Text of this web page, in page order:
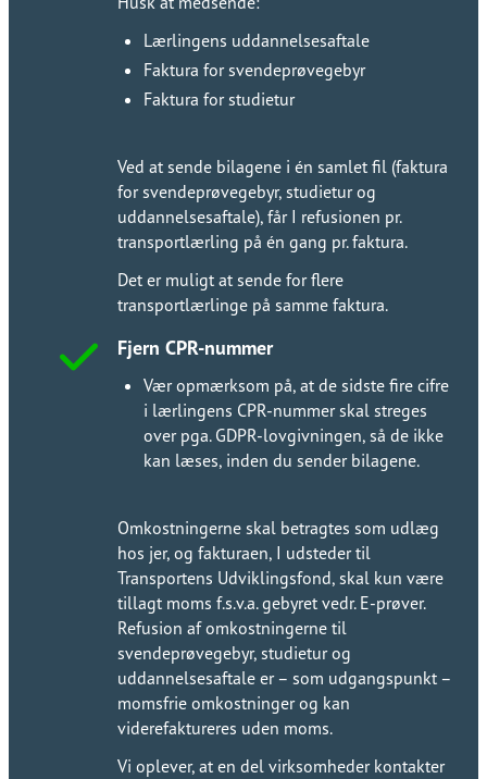
Lærlingens uddannelsesaftale​​​​‌ ‍ ​‍​‍‌‍ ‌ ​‍‌‍‍‌‌‍‌ ‌‍‍‌‌‍ ‍​‍​‍​ ‍‍​‍​‍‌ ​ ‌‍​‌‌‍ ‍‌‍‍‌‌ ‌​‌ ‍‌​‍ ‍‌‍‍‌‌‍ ​‍​‍​‍ ​​‍​‍‌‍‍​‌ ​‍‌‍‌‌‌‍‌‍​‍​‍​ ‍‍​‍​‍‌‍‍​‌ ‌​‌ ‌​‌ ​​‌ ​ ​ ‍‍​‍ ​‍ ‌ ‌​‌ ‌‌​‍ ‍‌ ​ ‌‍​‌‌‍ ‍‌‍‍‌‌ ‌​‌ ‍‌​‍ ‍‌ ​ ‌ ‌​‌ ‌‌‌‍‌​‌‍‍‌‌‍ ​‍ ‌‍‍‌‌‍ ‍‌ ‌​‌‍‌‌‌‍ ‍‌ ‌​​‍ ‌‍‌‌‌‍‌​‌‍‍‌‌ ‌​​‍ ‌‍ ‌‌‍ ‌‍‌​‌‍‌‌​ ‌‌ ​​‌ ​‍‌‍‌‌‌ ​ ‌‍‌‌‌‍ ‍‌ ‌​‌‍​‌‌ ‌​‌‍‍‌‌‍ ‌‍ ‍​ ‍ ‌‍‍‌‌‍‌​​ ‌‌ ​​‌‍​‌‌‍‌ ‌‍‌‌​‍ ‌‌ ‌​‌‍‍‌‌‍ ​‌ ​ ‌‍‍ ‌ ‌‌‌‍‌​​‍ ‌‌ ‌​‌‍‍‌‌‍ ​​‍ ‌‌ ‌‍‌‍‍‌‌ ​‍‌‍‍ ‌ ​ ‌‍ ‌‍ ‌‌‍‍​‌‍‌‌‌‍‌​‌‍‌‌‌ ​‍​ ‍ ‌ ‌​‌ ‍‌‌ ​​‌‍‌‌​ ‌‌ ​​‌‍​‌‌‍‌ ‌‍‌‌​ ‍ ‌ ​​‌‍​‌‌ ‌​‌‍‍​​ ‌‌ ​ ‌‍‌‌‌‍​ ‌ ‌​‌‍‍‌‌‍ ‌‍ ‍‌ ​ ​‍‌‌​ ‌‌‌​​‍‌‌ ‌‍‍ ‌‍‌‌‌ ‍‌​‍‌‌​ ​ ‌​‌​​‍‌‌​ ​ ‌​‌​​‍‌‌​ ​‍​ ​‍‌‍‌‌​ ​ ​ ​‍​ ​‌‌‍​ ‌‍​ ​ ​‌​ ‌‍​ ‌​‌‍​ ​ ​‌​ ​‌​‍‌‌​ ​‍​ ​‍​‍‌‌​ ‌‌‌​‌​​‍ ‍‌‍​ ‌‍ ‌‍ ‍‌ ‌​‌‍‌‌‌‍ ‍‌ ‌​​‍‌‌​ ‌‌‌​​‍‌‌ ‌‍‍ ‌‍‌‌‌ ‍‌​‍‌‌​ ​ ‌​‌​​‍‌‌​ ​ ‌​‌​​‍‌‌​ ​‍​ ​‍​ ‌ ​ ‍‌‌‍​‍​ ‌ ​ ‌​‌‍‌​​ ​ ​ ‌‌​ ‌‌‌‍​‍​ ​​​ ‌​​‍‌‌​ ​‍​ ​‍​‍‌‌​ ‌‌‌​‌​​‍ ‍‌‍​‍‌‍ ​‌‍ ‌‍​ ‌‍‍ ‌ ​ ​‍‌‌​ ‌‌‌​​‍‌‌ ‌‍‍ ‌‍‌‌‌ ‍‌​‍‌‌​ ​ ‌​‌​​‍‌‌​ ​ ‌​‌​​‍‌‌​ ​‍​ ​‍‌‍​‍​ ​ ​ ​ ‌‍‌‌‌‍​ ​ ​​​ ‌‍​ ‌‌‌‍​‌‌‍​ ​ ​‌​ ​ ​‍‌‌​ ​‍​ ​‍​‍‌‌​ ‌‌‌​‌​​‍ ‍‌‍‍‌‌ ‌​‌‍‌‌‌‍ ‌‌ ​ ​‍‌‌​ ‌‌‌​​‍‌‌ ‌‍‍ ‌‍‌‌‌ ‍‌​‍‌‌​ ​ ‌​‌​​‍‌‌​ ​ ‌​‌​​‍‌‌​ ​‍​ ​‍​ ‍​​ ‍​‌‍‌​‌‍‌​‌‍‌​​ ​​‌‍​‍​ ​‌​ ​ ‌‍‌‍‌‍‌‍‌‍‌‌​‍‌‌​ ​‍​ ​‍​‍‌‌​ ‌‌‌​‌​​‍ ‍‌‍​‍‌‍ ‌‍‌​‌ ‍‌​‍‌‌​ ‌‌‌​​‍‌‌ ‌‍‍ ‌‍‌‌‌ ‍‌​‍‌‌​ ​ ‌​‌​​‍‌‌​ ​ ‌​‌​​‍‌‌​ ​‍​ ​‍​ ‌​​ ​​‌‍​‌​ ‍​​ ​​‌‍‌‌​ ‍​‌‍‌​​ ‌‌‌‍​ ​ ​‌‌‍‌​​‍‌‌​ ​‍​ ​‍​‍‌‌​ ‌‌‌​‌​​‍ ‍‌‍​ ‌‍‍​‌‍‍‌‌‍ ​‌‍‌​‌ ​‍‌‍‌‌‌‍ ‍​‍‌‌​ ‌‌‌​​‍‌‌ ‌‍‍ ‌‍‌‌‌ ‍‌​‍‌‌​ ​ ‌​‌​​‍‌‌​ ​ ‌​‌​​‍‌‌​ ​‍​ ​‍‌‍​‌‌‍‌‍​ ​‍​ ‌‍​ ‌‍​ ‍​‌‍‌​​ ​‌‌‍‌‍​ ‌‌​ ‌ ‌‍‌​​‍‌‌​ ​‍​ ​‍​‍‌‌​ ‌‌‌​‌​​‍ ‍‌ ‌​‌‍‌‌‌ ‍​‌ ‌​​ ‌‍​‍‌‍​‌‌ ​ ‌‍‌‌‌‌‌‌‌ ​‍‌‍ ​​ ‌‌‍‍​‌ ‌​‌ ‌​‌ ​​‌ ​ ​‍‌‌​ ​ ‌​​‌​‍‌‌​ ​‍‌​‌‍​‍‌‌​ ​‍‌​‌‍‌ ‌​‌ ‌‌​‍ ‍‌ ​ ‌‍​‌‌‍ ‍‌‍‍‌‌ ‌​‌ ‍‌​‍ ‍‌ ​ ‌ ‌​‌ ‌‌‌‍‌​‌‍‍‌‌‍ ​‍‌‍‌‍‍‌‌‍‌​​ ‌‌ ​​‌‍​‌‌‍‌ ‌‍‌‌​‍ ‌‌ ‌​‌‍‍‌‌‍ ​‌ ​ ‌‍‍ ‌ ‌‌‌‍‌​​‍ ‌‌ ‌​‌‍‍‌‌‍ ​​‍ ‌‌ ‌‍‌‍‍‌‌ ​‍‌‍‍ ‌ ​ ‌‍ ‌‍ ‌‌‍‍​‌‍‌‌‌‍‌​‌‍‌‌‌ ​‍​‍‌‍‌ ‌​‌ ‍‌‌ ​​‌‍‌‌​ ‌‌ ​​‌‍​‌‌‍‌ ‌‍‌‌​‍‌‍‌ ​​‌‍​‌‌ ‌​‌‍‍​​ ‌‌ ​ ‌‍‌‌‌‍​ ‌ ‌​‌‍‍‌‌‍ ‌‍ ‍‌ ​ ​‍‌‌​ ‌‌‌​​‍‌‌ ‌‍‍ ‌‍‌‌‌ ‍‌​‍‌‌​ ​ ‌​‌​​‍‌‌​ ​ ‌​‌​​‍‌‌​ ​‍​ ​‍‌‍‌‌​ ​ ​ ​‍​ ​‌‌‍​ ‌‍​ ​ ​‌​ ‌‍​ ‌​‌‍​ ​ ​‌​ ​‌​‍‌‌​ ​‍​ ​‍​‍‌‌​ ‌‌‌​‌​​‍ ‍‌‍​ ‌‍ ‌‍ ‍‌ ‌​‌‍‌‌‌‍ ‍‌ ‌​​‍‌‌​ ‌‌‌​​‍‌‌ ‌‍‍ ‌‍‌‌‌ ‍‌​‍‌‌​ ​ ‌​‌​​‍‌‌​ ​ ‌​‌​​‍‌‌​ ​‍​ ​‍​ ‌ ​ ‍‌‌‍​‍​ ‌ ​ ‌​‌‍‌​​ ​ ​ ‌‌​ ‌‌‌‍​‍​ ​​​ ‌​​‍‌‌​ ​‍​ ​‍​‍‌‌​ ‌‌‌​‌​​‍ ‍‌‍​‍‌‍ ​‌‍ ‌‍​ ‌‍‍ ‌ ​ ​‍‌‌​ ‌‌‌​​‍‌‌ ‌‍‍ ‌‍‌‌‌ ‍‌​‍‌‌​ ​ ‌​‌​​‍‌‌​ ​ ‌​‌​​‍‌‌​ ​‍​ ​‍‌‍​‍​ ​ ​ ​ ‌‍‌‌‌‍​ ​ ​​​ ‌‍​ ‌‌‌‍​‌‌‍​ ​ ​‌​ ​ ​‍‌‌​ ​‍​ ​‍​‍‌‌​ ‌‌‌​‌​​‍ ‍‌‍‍‌‌ ‌​‌‍‌‌‌‍ ‌‌ ​ ​‍‌‌​ ‌‌‌​​‍‌‌ ‌‍‍ ‌‍‌‌‌ ‍‌​‍‌‌​ ​ ‌​‌​​‍‌‌​ ​ ‌​‌​​‍‌‌​ ​‍​ ​‍​ ‍​​ ‍​‌‍‌​‌‍‌​‌‍‌​​ ​​‌‍​‍​ ​‌​ ​ ‌‍‌‍‌‍‌‍‌‍‌‌​‍‌‌​ ​‍​ ​‍​‍‌‌​ ‌‌‌​‌​​‍ ‍‌‍​‍‌‍ ‌‍‌​‌ ‍‌​‍‌‌​ ‌‌‌​​‍‌‌ ‌‍‍ ‌‍‌‌‌ ‍‌​‍‌‌​ ​ ‌​‌​​‍‌‌​ ​ ‌​‌​​‍‌‌​ ​‍​ ​‍​ ‌​​ ​​‌‍​‌​ ‍​​ ​​‌‍‌‌​ ‍​‌‍‌​​ ‌‌‌‍​ ​ ​‌‌‍‌​​‍‌‌​ ​‍​ ​‍​‍‌‌​ ‌‌‌​‌​​‍ ‍‌‍​ ‌‍‍​‌‍‍‌‌‍ ​‌‍‌​‌ ​‍‌‍‌‌‌‍ ‍​‍‌‌​ ‌‌‌​​‍‌‌ ‌‍‍ ‌‍‌‌‌ ‍‌​‍‌‌​ ​ ‌​‌​​‍‌‌​ ​ ‌​‌​​‍‌‌​ ​‍​ ​‍‌‍​‌‌‍‌‍​ ​‍​ ‌‍​ ‌‍​ ‍​‌‍‌​​ ​‌‌‍‌‍​ ‌‌​ ‌ ‌‍‌​​‍‌‌​ ​‍​ ​‍​‍‌‌​ ‌‌‌​‌​​‍ ‍‌ ‌​‌‍‌‌‌ ‍​‌ ‌​​‍‌‍‌ ​​‌‍‌‌‌ ​‍‌ ​ ‌ ​​‌‍‌‌‌‍​ ‌ ‌​‌‍‍‌‌ ‌‍‌‍‌‌​ ‌‌ ​​‌ ‌‌‌‍​‍‌‍ ​‌‍‍‌‌ ​ ‌‍‍​‌‍‌‌‌‍‌​​‍​‍‌ ‌
Faktura for svendeprøvegebyr​​​​‌ ‍ ​‍​‍‌‍ ‌ ​‍‌‍‍‌‌‍‌ ‌‍‍‌‌‍ ‍​‍​‍​ ‍‍​‍​‍‌ ​ ‌‍​‌‌‍ ‍‌‍‍‌‌ ‌​‌ ‍‌​‍ ‍‌‍‍‌‌‍ ​‍​‍​‍ ​​‍​‍‌‍‍​‌ ​‍‌‍‌‌‌‍‌‍​‍​‍​ ‍‍​‍​‍‌‍‍​‌ ‌​‌ ‌​‌ ​​‌ ​ ​ ‍‍​‍ ​‍ ‌ ‌​‌ ‌‌​‍ ‍‌ ​ ‌‍​‌‌‍ ‍‌‍‍‌‌ ‌​‌ ‍‌​‍ ‍‌ ​ ‌ ‌​‌ ‌‌‌‍‌​‌‍‍‌‌‍ ​‍ ‌‍‍‌‌‍ ‍‌ ‌​‌‍‌‌‌‍ ‍‌ ‌​​‍ ‌‍‌‌‌‍‌​‌‍‍‌‌ ‌​​‍ ‌‍ ‌‌‍ ‌‍‌​‌‍‌‌​ ‌‌ ​​‌ ​‍‌‍‌‌‌ ​ ‌‍‌‌‌‍ ‍‌ ‌​‌‍​‌‌ ‌​‌‍‍‌‌‍ ‌‍ ‍​ ‍ ‌‍‍‌‌‍‌​​ ‌‌ ​​‌‍​‌‌‍‌ ‌‍‌‌​‍ ‌‌ ‌​‌‍‍‌‌‍ ​‌ ​ ‌‍‍ ‌ ‌‌‌‍‌​​‍ ‌‌ ‌​‌‍‍‌‌‍ ​​‍ ‌‌ ‌‍‌‍‍‌‌ ​‍‌‍‍ ‌ ​ ‌‍ ‌‍ ‌‌‍‍​‌‍‌‌‌‍‌​‌‍‌‌‌ ​‍​ ‍ ‌ ‌​‌ ‍‌‌ ​​‌‍‌‌​ ‌‌ ​​‌‍​‌‌‍‌ ‌‍‌‌​ ‍ ‌ ​​‌‍​‌‌ ‌​‌‍‍​​ ‌‌ ​ ‌‍‌‌‌‍​ ‌ ‌​‌‍‍‌‌‍ ‌‍ ‍‌ ​ ​‍‌‌​ ‌‌‌​​‍‌‌ ‌‍‍ ‌‍‌‌‌ ‍‌​‍‌‌​ ​ ‌​‌​​‍‌‌​ ​ ‌​‌​​‍‌‌​ ​‍​ ​‍‌‍‌‌​ ​ ​ ​‍​ ​‌‌‍​ ‌‍​ ​ ​‌​ ‌‍​ ‌​‌‍​ ​ ​‌​ ​‌​‍‌‌​ ​‍​ ​‍​‍‌‌​ ‌‌‌​‌​​‍ ‍‌‍​ ‌‍ ‌‍ ‍‌ ‌​‌‍‌‌‌‍ ‍‌ ‌​​‍‌‌​ ‌‌‌​​‍‌‌ ‌‍‍ ‌‍‌‌‌ ‍‌​‍‌‌​ ​ ‌​‌​​‍‌‌​ ​ ‌​‌​​‍‌‌​ ​‍​ ​‍​ ‌ ​ ‍‌‌‍​‍​ ‌ ​ ‌​‌‍‌​​ ​ ​ ‌‌​ ‌‌‌‍​‍​ ​​​ ‌​​‍‌‌​ ​‍​ ​‍​‍‌‌​ ‌‌‌​‌​​‍ ‍‌‍​‍‌‍ ​‌‍ ‌‍​ ‌‍‍ ‌ ​ ​‍‌‌​ ‌‌‌​​‍‌‌ ‌‍‍ ‌‍‌‌‌ ‍‌​‍‌‌​ ​ ‌​‌​​‍‌‌​ ​ ‌​‌​​‍‌‌​ ​‍​ ​‍‌‍​‍​ ​ ​ ​ ‌‍‌‌‌‍​ ​ ​​​ ‌‍​ ‌‌‌‍​‌‌‍​ ​ ​‌​ ​ ​‍‌‌​ ​‍​ ​‍​‍‌‌​ ‌‌‌​‌​​‍ ‍‌‍‍‌‌ ‌​‌‍‌‌‌‍ ‌‌ ​ ​‍‌‌​ ‌‌‌​​‍‌‌ ‌‍‍ ‌‍‌‌‌ ‍‌​‍‌‌​ ​ ‌​‌​​‍‌‌​ ​ ‌​‌​​‍‌‌​ ​‍​ ​‍​ ‍​​ ‍​‌‍‌​‌‍‌​‌‍‌​​ ​​‌‍​‍​ ​‌​ ​ ‌‍‌‍‌‍‌‍‌‍‌‌​‍‌‌​ ​‍​ ​‍​‍‌‌​ ‌‌‌​‌​​‍ ‍‌‍​‍‌‍ ‌‍‌​‌ ‍‌​‍‌‌​ ‌‌‌​​‍‌‌ ‌‍‍ ‌‍‌‌‌ ‍‌​‍‌‌​ ​ ‌​‌​​‍‌‌​ ​ ‌​‌​​‍‌‌​ ​‍​ ​‍​ ‍‌​ ‌‍​ ‌‍‌‍​‍​ ‌‌‌‍​‍​ ‍‌​ ​ ‌‍​‍‌‍‌​​ ‍‌​ ‌​​‍‌‌​ ​‍​ ​‍​‍‌‌​ ‌‌‌​‌​​‍ ‍‌‍​ ‌‍‍​‌‍‍‌‌‍ ​‌‍‌​‌ ​‍‌‍‌‌‌‍ ‍​‍‌‌​ ‌‌‌​​‍‌‌ ‌‍‍ ‌‍‌‌‌ ‍‌​‍‌‌​ ​ ‌​‌​​‍‌‌​ ​ ‌​‌​​‍‌‌​ ​‍​ ​‍‌‍​‍​ ‍‌‌‍​ ​ ‍‌‌‍​ ​ ‌ ‌‍​ ‌‍​‌​ ​​​ ​​‌‍​‍‌‍‌‌​‍‌‌​ ​‍​ ​‍​‍‌‌​ ‌‌‌​‌​​‍ ‍‌ ‌​‌‍‌‌‌ ‍​‌ ‌​​ ‌‍​‍‌‍​‌‌ ​ ‌‍‌‌‌‌‌‌‌ ​‍‌‍ ​​ ‌‌‍‍​‌ ‌​‌ ‌​‌ ​​‌ ​ ​‍‌‌​ ​ ‌​​‌​‍‌‌​ ​‍‌​‌‍​‍‌‌​ ​‍‌​‌‍‌ ‌​‌ ‌‌​‍ ‍‌ ​ ‌‍​‌‌‍ ‍‌‍‍‌‌ ‌​‌ ‍‌​‍ ‍‌ ​ ‌ ‌​‌ ‌‌‌‍‌​‌‍‍‌‌‍ ​‍‌‍‌‍‍‌‌‍‌​​ ‌‌ ​​‌‍​‌‌‍‌ ‌‍‌‌​‍ ‌‌ ‌​‌‍‍‌‌‍ ​‌ ​ ‌‍‍ ‌ ‌‌‌‍‌​​‍ ‌‌ ‌​‌‍‍‌‌‍ ​​‍ ‌‌ ‌‍‌‍‍‌‌ ​‍‌‍‍ ‌ ​ ‌‍ ‌‍ ‌‌‍‍​‌‍‌‌‌‍‌​‌‍‌‌‌ ​‍​‍‌‍‌ ‌​‌ ‍‌‌ ​​‌‍‌‌​ ‌‌ ​​‌‍​‌‌‍‌ ‌‍‌‌​‍‌‍‌ ​​‌‍​‌‌ ‌​‌‍‍​​ ‌‌ ​ ‌‍‌‌‌‍​ ‌ ‌​‌‍‍‌‌‍ ‌‍ ‍‌ ​ ​‍‌‌​ ‌‌‌​​‍‌‌ ‌‍‍ ‌‍‌‌‌ ‍‌​‍‌‌​ ​ ‌​‌​​‍‌‌​ ​ ‌​‌​​‍‌‌​ ​‍​ ​‍‌‍‌‌​ ​ ​ ​‍​ ​‌‌‍​ ‌‍​ ​ ​‌​ ‌‍​ ‌​‌‍​ ​ ​‌​ ​‌​‍‌‌​ ​‍​ ​‍​‍‌‌​ ‌‌‌​‌​​‍ ‍‌‍​ ‌‍ ‌‍ ‍‌ ‌​‌‍‌‌‌‍ ‍‌ ‌​​‍‌‌​ ‌‌‌​​‍‌‌ ‌‍‍ ‌‍‌‌‌ ‍‌​‍‌‌​ ​ ‌​‌​​‍‌‌​ ​ ‌​‌​​‍‌‌​ ​‍​ ​‍​ ‌ ​ ‍‌‌‍​‍​ ‌ ​ ‌​‌‍‌​​ ​ ​ ‌‌​ ‌‌‌‍​‍​ ​​​ ‌​​‍‌‌​ ​‍​ ​‍​‍‌‌​ ‌‌‌​‌​​‍ ‍‌‍​‍‌‍ ​‌‍ ‌‍​ ‌‍‍ ‌ ​ ​‍‌‌​ ‌‌‌​​‍‌‌ ‌‍‍ ‌‍‌‌‌ ‍‌​‍‌‌​ ​ ‌​‌​​‍‌‌​ ​ ‌​‌​​‍‌‌​ ​‍​ ​‍‌‍​‍​ ​ ​ ​ ‌‍‌‌‌‍​ ​ ​​​ ‌‍​ ‌‌‌‍​‌‌‍​ ​ ​‌​ ​ ​‍‌‌​ ​‍​ ​‍​‍‌‌​ ‌‌‌​‌​​‍ ‍‌‍‍‌‌ ‌​‌‍‌‌‌‍ ‌‌ ​ ​‍‌‌​ ‌‌‌​​‍‌‌ ‌‍‍ ‌‍‌‌‌ ‍‌​‍‌‌​ ​ ‌​‌​​‍‌‌​ ​ ‌​‌​​‍‌‌​ ​‍​ ​‍​ ‍​​ ‍​‌‍‌​‌‍‌​‌‍‌​​ ​​‌‍​‍​ ​‌​ ​ ‌‍‌‍‌‍‌‍‌‍‌‌​‍‌‌​ ​‍​ ​‍​‍‌‌​ ‌‌‌​‌​​‍ ‍‌‍​‍‌‍ ‌‍‌​‌ ‍‌​‍‌‌​ ‌‌‌​​‍‌‌ ‌‍‍ ‌‍‌‌‌ ‍‌​‍‌‌​ ​ ‌​‌​​‍‌‌​ ​ ‌​‌​​‍‌‌​ ​‍​ ​‍​ ‍‌​ ‌‍​ ‌‍‌‍​‍​ ‌‌‌‍​‍​ ‍‌​ ​ ‌‍​‍‌‍‌​​ ‍‌​ ‌​​‍‌‌​ ​‍​ ​‍​‍‌‌​ ‌‌‌​‌​​‍ ‍‌‍​ ‌‍‍​‌‍‍‌‌‍ ​‌‍‌​‌ ​‍‌‍‌‌‌‍ ‍​‍‌‌​ ‌‌‌​​‍‌‌ ‌‍‍ ‌‍‌‌‌ ‍‌​‍‌‌​ ​ ‌​‌​​‍‌‌​ ​ ‌​‌​​‍‌‌​ ​‍​ ​‍‌‍​‍​ ‍‌‌‍​ ​ ‍‌‌‍​ ​ ‌ ‌‍​ ‌‍​‌​ ​​​ ​​‌‍​‍‌‍‌‌​‍‌‌​ ​‍​ ​‍​‍‌‌​ ‌‌‌​‌​​‍ ‍‌ ‌​‌‍‌‌‌ ‍​‌ ‌​​‍‌‍‌ ​​‌‍‌‌‌ ​‍‌ ​ ‌ ​​‌‍‌‌‌‍​ ‌ ‌​‌‍‍‌‌ ‌‍‌‍‌‌​ ‌‌ ​​‌ ‌‌‌‍​‍‌‍ ​‌‍‍‌‌ ​ ‌‍‍​‌‍‌‌‌‍‌​​‍​‍‌ ‌
Faktura for studietur​​​​‌ ‍ ​‍​‍‌‍ ‌ ​‍‌‍‍‌‌‍‌ ‌‍‍‌‌‍ ‍​‍​‍​ ‍‍​‍​‍‌ ​ ‌‍​‌‌‍ ‍‌‍‍‌‌ ‌​‌ ‍‌​‍ ‍‌‍‍‌‌‍ ​‍​‍​‍ ​​‍​‍‌‍‍​‌ ​‍‌‍‌‌‌‍‌‍​‍​‍​ ‍‍​‍​‍‌‍‍​‌ ‌​‌ ‌​‌ ​​‌ ​ ​ ‍‍​‍ ​‍ ‌ ‌​‌ ‌‌​‍ ‍‌ ​ ‌‍​‌‌‍ ‍‌‍‍‌‌ ‌​‌ ‍‌​‍ ‍‌ ​ ‌ ‌​‌ ‌‌‌‍‌​‌‍‍‌‌‍ ​‍ ‌‍‍‌‌‍ ‍‌ ‌​‌‍‌‌‌‍ ‍‌ ‌​​‍ ‌‍‌‌‌‍‌​‌‍‍‌‌ ‌​​‍ ‌‍ ‌‌‍ ‌‍‌​‌‍‌‌​ ‌‌ ​​‌ ​‍‌‍‌‌‌ ​ ‌‍‌‌‌‍ ‍‌ ‌​‌‍​‌‌ ‌​‌‍‍‌‌‍ ‌‍ ‍​ ‍ ‌‍‍‌‌‍‌​​ ‌‌ ​​‌‍​‌‌‍‌ ‌‍‌‌​‍ ‌‌ ‌​‌‍‍‌‌‍ ​‌ ​ ‌‍‍ ‌ ‌‌‌‍‌​​‍ ‌‌ ‌​‌‍‍‌‌‍ ​​‍ ‌‌ ‌‍‌‍‍‌‌ ​‍‌‍‍ ‌ ​ ‌‍ ‌‍ ‌‌‍‍​‌‍‌‌‌‍‌​‌‍‌‌‌ ​‍​ ‍ ‌ ‌​‌ ‍‌‌ ​​‌‍‌‌​ ‌‌ ​​‌‍​‌‌‍‌ ‌‍‌‌​ ‍ ‌ ​​‌‍​‌‌ ‌​‌‍‍​​ ‌‌ ​ ‌‍‌‌‌‍​ ‌ ‌​‌‍‍‌‌‍ ‌‍ ‍‌ ​ ​‍‌‌​ ‌‌‌​​‍‌‌ ‌‍‍ ‌‍‌‌‌ ‍‌​‍‌‌​ ​ ‌​‌​​‍‌‌​ ​ ‌​‌​​‍‌‌​ ​‍​ ​‍‌‍‌‌​ ​ ​ ​‍​ ​‌‌‍​ ‌‍​ ​ ​‌​ ‌‍​ ‌​‌‍​ ​ ​‌​ ​‌​‍‌‌​ ​‍​ ​‍​‍‌‌​ ‌‌‌​‌​​‍ ‍‌‍​ ‌‍ ‌‍ ‍‌ ‌​‌‍‌‌‌‍ ‍‌ ‌​​‍‌‌​ ‌‌‌​​‍‌‌ ‌‍‍ ‌‍‌‌‌ ‍‌​‍‌‌​ ​ ‌​‌​​‍‌‌​ ​ ‌​‌​​‍‌‌​ ​‍​ ​‍​ ‌ ​ ‍‌‌‍​‍​ ‌ ​ ‌​‌‍‌​​ ​ ​ ‌‌​ ‌‌‌‍​‍​ ​​​ ‌​​‍‌‌​ ​‍​ ​‍​‍‌‌​ ‌‌‌​‌​​‍ ‍‌‍​‍‌‍ ​‌‍ ‌‍​ ‌‍‍ ‌ ​ ​‍‌‌​ ‌‌‌​​‍‌‌ ‌‍‍ ‌‍‌‌‌ ‍‌​‍‌‌​ ​ ‌​‌​​‍‌‌​ ​ ‌​‌​​‍‌‌​ ​‍​ ​‍‌‍​‍​ ​ ​ ​ ‌‍‌‌‌‍​ ​ ​​​ ‌‍​ ‌‌‌‍​‌‌‍​ ​ ​‌​ ​ ​‍‌‌​ ​‍​ ​‍​‍‌‌​ ‌‌‌​‌​​‍ ‍‌‍‍‌‌ ‌​‌‍‌‌‌‍ ‌‌ ​ ​‍‌‌​ ‌‌‌​​‍‌‌ ‌‍‍ ‌‍‌‌‌ ‍‌​‍‌‌​ ​ ‌​‌​​‍‌‌​ ​ ‌​‌​​‍‌‌​ ​‍​ ​‍​ ‍​​ ‍​‌‍‌​‌‍‌​‌‍‌​​ ​​‌‍​‍​ ​‌​ ​ ‌‍‌‍‌‍‌‍‌‍‌‌​‍‌‌​ ​‍​ ​‍​‍‌‌​ ‌‌‌​‌​​‍ ‍‌‍​‍‌‍ ‌‍‌​‌ ‍‌​‍‌‌​ ‌‌‌​​‍‌‌ ‌‍‍ ‌‍‌‌‌ ‍‌​‍‌‌​ ​ ‌​‌​​‍‌‌​ ​ ‌​‌​​‍‌‌​ ​‍​ ​‍​ ‌​​ ​‍‌‍​ ​ ​‌​ ​‍​ ‌ ​ ​‍‌‍​‍​ ​​‌‍‌​‌‍‌‌​ ​‌​‍‌‌​ ​‍​ ​‍​‍‌‌​ ‌‌‌​‌​​‍ ‍‌‍​ ‌‍‍​‌‍‍‌‌‍ ​‌‍‌​‌ ​‍‌‍‌‌‌‍ ‍​‍‌‌​ ‌‌‌​​‍‌‌ ‌‍‍ ‌‍‌‌‌ ‍‌​‍‌‌​ ​ ‌​‌​​‍‌‌​ ​ ‌​‌​​‍‌‌​ ​‍​ ​‍‌‍‌‌​ ​‍​ ‌ ‌‍‌​‌‍‌​​ ​​​ ‌‍‌‍​‍‌‍​‍​ ​ ​ ‌‍​ ​​​‍‌‌​ ​‍​ ​‍​‍‌‌​ ‌‌‌​‌​​‍ ‍‌ ‌​‌‍‌‌‌ ‍​‌ ‌​​ ‌‍​‍‌‍​‌‌ ​ ‌‍‌‌‌‌‌‌‌ ​‍‌‍ ​​ ‌‌‍‍​‌ ‌​‌ ‌​‌ ​​‌ ​ ​‍‌‌​ ​ ‌​​‌​‍‌‌​ ​‍‌​‌‍​‍‌‌​ ​‍‌​‌‍‌ ‌​‌ ‌‌​‍ ‍‌ ​ ‌‍​‌‌‍ ‍‌‍‍‌‌ ‌​‌ ‍‌​‍ ‍‌ ​ ‌ ‌​‌ ‌‌‌‍‌​‌‍‍‌‌‍ ​‍‌‍‌‍‍‌‌‍‌​​ ‌‌ ​​‌‍​‌‌‍‌ ‌‍‌‌​‍ ‌‌ ‌​‌‍‍‌‌‍ ​‌ ​ ‌‍‍ ‌ ‌‌‌‍‌​​‍ ‌‌ ‌​‌‍‍‌‌‍ ​​‍ ‌‌ ‌‍‌‍‍‌‌ ​‍‌‍‍ ‌ ​ ‌‍ ‌‍ ‌‌‍‍​‌‍‌‌‌‍‌​‌‍‌‌‌ ​‍​‍‌‍‌ ‌​‌ ‍‌‌ ​​‌‍‌‌​ ‌‌ ​​‌‍​‌‌‍‌ ‌‍‌‌​‍‌‍‌ ​​‌‍​‌‌ ‌​‌‍‍​​ ‌‌ ​ ‌‍‌‌‌‍​ ‌ ‌​‌‍‍‌‌‍ ‌‍ ‍‌ ​ ​‍‌‌​ ‌‌‌​​‍‌‌ ‌‍‍ ‌‍‌‌‌ ‍‌​‍‌‌​ ​ ‌​‌​​‍‌‌​ ​ ‌​‌​​‍‌‌​ ​‍​ ​‍‌‍‌‌​ ​ ​ ​‍​ ​‌‌‍​ ‌‍​ ​ ​‌​ ‌‍​ ‌​‌‍​ ​ ​‌​ ​‌​‍‌‌​ ​‍​ ​‍​‍‌‌​ ‌‌‌​‌​​‍ ‍‌‍​ ‌‍ ‌‍ ‍‌ ‌​‌‍‌‌‌‍ ‍‌ ‌​​‍‌‌​ ‌‌‌​​‍‌‌ ‌‍‍ ‌‍‌‌‌ ‍‌​‍‌‌​ ​ ‌​‌​​‍‌‌​ ​ ‌​‌​​‍‌‌​ ​‍​ ​‍​ ‌ ​ ‍‌‌‍​‍​ ‌ ​ ‌​‌‍‌​​ ​ ​ ‌‌​ ‌‌‌‍​‍​ ​​​ ‌​​‍‌‌​ ​‍​ ​‍​‍‌‌​ ‌‌‌​‌​​‍ ‍‌‍​‍‌‍ ​‌‍ ‌‍​ ‌‍‍ ‌ ​ ​‍‌‌​ ‌‌‌​​‍‌‌ ‌‍‍ ‌‍‌‌‌ ‍‌​‍‌‌​ ​ ‌​‌​​‍‌‌​ ​ ‌​‌​​‍‌‌​ ​‍​ ​‍‌‍​‍​ ​ ​ ​ ‌‍‌‌‌‍​ ​ ​​​ ‌‍​ ‌‌‌‍​‌‌‍​ ​ ​‌​ ​ ​‍‌‌​ ​‍​ ​‍​‍‌‌​ ‌‌‌​‌​​‍ ‍‌‍‍‌‌ ‌​‌‍‌‌‌‍ ‌‌ ​ ​‍‌‌​ ‌‌‌​​‍‌‌ ‌‍‍ ‌‍‌‌‌ ‍‌​‍‌‌​ ​ ‌​‌​​‍‌‌​ ​ ‌​‌​​‍‌‌​ ​‍​ ​‍​ ‍​​ ‍​‌‍‌​‌‍‌​‌‍‌​​ ​​‌‍​‍​ ​‌​ ​ ‌‍‌‍‌‍‌‍‌‍‌‌​‍‌‌​ ​‍​ ​‍​‍‌‌​ ‌‌‌​‌​​‍ ‍‌‍​‍‌‍ ‌‍‌​‌ ‍‌​‍‌‌​ ‌‌‌​​‍‌‌ ‌‍‍ ‌‍‌‌‌ ‍‌​‍‌‌​ ​ ‌​‌​​‍‌‌​ ​ ‌​‌​​‍‌‌​ ​‍​ ​‍​ ‌​​ ​‍‌‍​ ​ ​‌​ ​‍​ ‌ ​ ​‍‌‍​‍​ ​​‌‍‌​‌‍‌‌​ ​‌​‍‌‌​ ​‍​ ​‍​‍‌‌​ ‌‌‌​‌​​‍ ‍‌‍​ ‌‍‍​‌‍‍‌‌‍ ​‌‍‌​‌ ​‍‌‍‌‌‌‍ ‍​‍‌‌​ ‌‌‌​​‍‌‌ ‌‍‍ ‌‍‌‌‌ ‍‌​‍‌‌​ ​ ‌​‌​​‍‌‌​ ​ ‌​‌​​‍‌‌​ ​‍​ ​‍‌‍‌‌​ ​‍​ ‌ ‌‍‌​‌‍‌​​ ​​​ ‌‍‌‍​‍‌‍​‍​ ​ ​ ‌‍​ ​​​‍‌‌​ ​‍​ ​‍​‍‌‌​ ‌‌‌​‌​​‍ ‍‌ ‌​‌‍‌‌‌ ‍​‌ ‌​​‍‌‍‌ ​​‌‍‌‌‌ ​‍‌ ​ ‌ ​​‌‍‌‌‌‍​ ‌ ‌​‌‍‍‌‌ ‌‍‌‍‌‌​ ‌‌ ​​‌ ‌‌‌‍​‍‌‍ ​‌‍‍‌‌ ​ ‌‍‍​‌‍‌‌‌‍‌​​‍​‍‌ ‌
Ved at sende bilagene i én samlet fil (faktura
for svendeprøvegebyr, studietur og
uddannelsesaftale), får I refusionen pr.
transportlærling på én gang pr. faktura.​​​​‌ ‍ ​‍​‍‌‍ ‌ ​‍‌‍‍‌‌‍‌ ‌‍‍‌‌‍ ‍​‍​‍​ ‍‍​‍​‍‌ ​ ‌‍​‌‌‍ ‍‌‍‍‌‌ ‌​‌ ‍‌​‍ ‍‌‍‍‌‌‍ ​‍​‍​‍ ​​‍​‍‌‍‍​‌ ​‍‌‍‌‌‌‍‌‍​‍​‍​ ‍‍​‍​‍‌‍‍​‌ ‌​‌ ‌​‌ ​​‌ ​ ​ ‍‍​‍ ​‍ ‌ ‌​‌ ‌‌​‍ ‍‌ ​ ‌‍​‌‌‍ ‍‌‍‍‌‌ ‌​‌ ‍‌​‍ ‍‌ ​ ‌ ‌​‌ ‌‌‌‍‌​‌‍‍‌‌‍ ​‍ ‌‍‍‌‌‍ ‍‌ ‌​‌‍‌‌‌‍ ‍‌ ‌​​‍ ‌‍‌‌‌‍‌​‌‍‍‌‌ ‌​​‍ ‌‍ ‌‌‍ ‌‍‌​‌‍‌‌​ ‌‌ ​​‌ ​‍‌‍‌‌‌ ​ ‌‍‌‌‌‍ ‍‌ ‌​‌‍​‌‌ ‌​‌‍‍‌‌‍ ‌‍ ‍​ ‍ ‌‍‍‌‌‍‌​​ ‌‌ ​​‌‍​‌‌‍‌ ‌‍‌‌​‍ ‌‌ ‌​‌‍‍‌‌‍ ​‌ ​ ‌‍‍ ‌ ‌‌‌‍‌​​‍ ‌‌ ‌​‌‍‍‌‌‍ ​​‍ ‌‌ ‌‍‌‍‍‌‌ ​‍‌‍‍ ‌ ​ ‌‍ ‌‍ ‌‌‍‍​‌‍‌‌‌‍‌​‌‍‌‌‌ ​‍​ ‍ ‌ ‌​‌ ‍‌‌ ​​‌‍‌‌​ ‌‌ ​​‌‍​‌‌‍‌ ‌‍‌‌​ ‍ ‌ ​​‌‍​‌‌ ‌​‌‍‍​​ ‌‌ ​ ‌‍‌‌‌‍​ ‌ ‌​‌‍‍‌‌‍ ‌‍ ‍‌ ​ ​‍‌‌​ ‌‌‌​​‍‌‌ ‌‍‍ ‌‍‌‌‌ ‍‌​‍‌‌​ ​ ‌​‌​​‍‌‌​ ​ ‌​‌​​‍‌‌​ ​‍​ ​‍‌‍‌‌​ ​ ​ ​‍​ ​‌‌‍​ ‌‍​ ​ ​‌​ ‌‍​ ‌​‌‍​ ​ ​‌​ ​‌​‍‌‌​ ​‍​ ​‍​‍‌‌​ ‌‌‌​‌​​‍ ‍‌‍​ ‌‍ ‌‍ ‍‌ ‌​‌‍‌‌‌‍ ‍‌ ‌​​‍‌‌​ ‌‌‌​​‍‌‌ ‌‍‍ ‌‍‌‌‌ ‍‌​‍‌‌​ ​ ‌​‌​​‍‌‌​ ​ ‌​‌​​‍‌‌​ ​‍​ ​‍​ ‌ ​ ‍‌‌‍​‍​ ‌ ​ ‌​‌‍‌​​ ​ ​ ‌‌​ ‌‌‌‍​‍​ ​​​ ‌​​‍‌‌​ ​‍​ ​‍​‍‌‌​ ‌‌‌​‌​​‍ ‍‌‍​‍‌‍ ​‌‍ ‌‍​ ‌‍‍ ‌ ​ ​‍‌‌​ ‌‌‌​​‍‌‌ ‌‍‍ ‌‍‌‌‌ ‍‌​‍‌‌​ ​ ‌​‌​​‍‌‌​ ​ ‌​‌​​‍‌‌​ ​‍​ ​‍‌‍​‍​ ​ ​ ​ ‌‍‌‌‌‍​ ​ ​​​ ‌‍​ ‌‌‌‍​‌‌‍​ ​ ​‌​ ​ ​‍‌‌​ ​‍​ ​‍​‍‌‌​ ‌‌‌​‌​​‍ ‍‌‍‍‌‌ ‌​‌‍‌‌‌‍ ‌‌ ​ ​‍‌‌​ ‌‌‌​​‍‌‌ ‌‍‍ ‌‍‌‌‌ ‍‌​‍‌‌​ ​ ‌​‌​​‍‌‌​ ​ ‌​‌​​‍‌‌​ ​‍​ ​‍​ ‍​​ ‍​‌‍‌​‌‍‌​‌‍‌​​ ​​‌‍​‍​ ​‌​ ​ ‌‍‌‍‌‍‌‍‌‍‌‌​‍‌‌​ ​‍​ ​‍​‍‌‌​ ‌‌‌​‌​​‍ ‍‌‍​‍‌‍ ‌‍‌​‌ ‍‌​‍‌‌​ ‌‌‌​​‍‌‌ ‌‍‍ ‌‍‌‌‌ ‍‌​‍‌‌​ ​ ‌​‌​​‍‌‌​ ​ ‌​‌​​‍‌‌​ ​‍​ ​‍‌‍‌‌​ ‌‌​ ​‌‌‍‌​‌‍​‌​ ‍‌​ ‍​​ ​‍​ ​​​ ‌ ‌‍​‌​ ​‍​‍‌‌​ ​‍​ ​‍​‍‌‌​ ‌‌‌​‌​​‍ ‍‌‍​ ‌‍‍​‌‍‍‌‌‍ ​‌‍‌​‌ ​‍‌‍‌‌‌‍ ‍​‍‌‌​ ‌‌‌​​‍‌‌ ‌‍‍ ‌‍‌‌‌ ‍‌​‍‌‌​ ​ ‌​‌​​‍‌‌​ ​ ‌​‌​​‍‌‌​ ​‍​ ​‍‌‍‌‌​ ​‍‌‍​‍‌‍‌‍​ ​ ‌‍​‍​ ​‍​ ‌ ​ ‌ ​ ‌‌​ ​‌‌‍‌‌​‍‌‌​ ​‍​ ​‍​‍‌‌​ ‌‌‌​‌​​‍ ‍‌ ‌​‌‍‌‌‌ ‍​‌ ‌​​ ‌‍​‍‌‍​‌‌ ​ ‌‍‌‌‌‌‌‌‌ ​‍‌‍ ​​ ‌‌‍‍​‌ ‌​‌ ‌​‌ ​​‌ ​ ​‍‌‌​ ​ ‌​​‌​‍‌‌​ ​‍‌​‌‍​‍‌‌​ ​‍‌​‌‍‌ ‌​‌ ‌‌​‍ ‍‌ ​ ‌‍​‌‌‍ ‍‌‍‍‌‌ ‌​‌ ‍‌​‍ ‍‌ ​ ‌ ‌​‌ ‌‌‌‍‌​‌‍‍‌‌‍ ​‍‌‍‌‍‍‌‌‍‌​​ ‌‌ ​​‌‍​‌‌‍‌ ‌‍‌‌​‍ ‌‌ ‌​‌‍‍‌‌‍ ​‌ ​ ‌‍‍ ‌ ‌‌‌‍‌​​‍ ‌‌ ‌​‌‍‍‌‌‍ ​​‍ ‌‌ ‌‍‌‍‍‌‌ ​‍‌‍‍ ‌ ​ ‌‍ ‌‍ ‌‌‍‍​‌‍‌‌‌‍‌​‌‍‌‌‌ ​‍​‍‌‍‌ ‌​‌ ‍‌‌ ​​‌‍‌‌​ ‌‌ ​​‌‍​‌‌‍‌ ‌‍‌‌​‍‌‍‌ ​​‌‍​‌‌ ‌​‌‍‍​​ ‌‌ ​ ‌‍‌‌‌‍​ ‌ ‌​‌‍‍‌‌‍ ‌‍ ‍‌ ​ ​‍‌‌​ ‌‌‌​​‍‌‌ ‌‍‍ ‌‍‌‌‌ ‍‌​‍‌‌​ ​ ‌​‌​​‍‌‌​ ​ ‌​‌​​‍‌‌​ ​‍​ ​‍‌‍‌‌​ ​ ​ ​‍​ ​‌‌‍​ ‌‍​ ​ ​‌​ ‌‍​ ‌​‌‍​ ​ ​‌​ ​‌​‍‌‌​ ​‍​ ​‍​‍‌‌​ ‌‌‌​‌​​‍ ‍‌‍​ ‌‍ ‌‍ ‍‌ ‌​‌‍‌‌‌‍ ‍‌ ‌​​‍‌‌​ ‌‌‌​​‍‌‌ ‌‍‍ ‌‍‌‌‌ ‍‌​‍‌‌​ ​ ‌​‌​​‍‌‌​ ​ ‌​‌​​‍‌‌​ ​‍​ ​‍​ ‌ ​ ‍‌‌‍​‍​ ‌ ​ ‌​‌‍‌​​ ​ ​ ‌‌​ ‌‌‌‍​‍​ ​​​ ‌​​‍‌‌​ ​‍​ ​‍​‍‌‌​ ‌‌‌​‌​​‍ ‍‌‍​‍‌‍ ​‌‍ ‌‍​ ‌‍‍ ‌ ​ ​‍‌‌​ ‌‌‌​​‍‌‌ ‌‍‍ ‌‍‌‌‌ ‍‌​‍‌‌​ ​ ‌​‌​​‍‌‌​ ​ ‌​‌​​‍‌‌​ ​‍​ ​‍‌‍​‍​ ​ ​ ​ ‌‍‌‌‌‍​ ​ ​​​ ‌‍​ ‌‌‌‍​‌‌‍​ ​ ​‌​ ​ ​‍‌‌​ ​‍​ ​‍​‍‌‌​ ‌‌‌​‌​​‍ ‍‌‍‍‌‌ ‌​‌‍‌‌‌‍ ‌‌ ​ ​‍‌‌​ ‌‌‌​​‍‌‌ ‌‍‍ ‌‍‌‌‌ ‍‌​‍‌‌​ ​ ‌​‌​​‍‌‌​ ​ ‌​‌​​‍‌‌​ ​‍​ ​‍​ ‍​​ ‍​‌‍‌​‌‍‌​‌‍‌​​ ​​‌‍​‍​ ​‌​ ​ ‌‍‌‍‌‍‌‍‌‍‌‌​‍‌‌​ ​‍​ ​‍​‍‌‌​ ‌‌‌​‌​​‍ ‍‌‍​‍‌‍ ‌‍‌​‌ ‍‌​‍‌‌​ ‌‌‌​​‍‌‌ ‌‍‍ ‌‍‌‌‌ ‍‌​‍‌‌​ ​ ‌​‌​​‍‌‌​ ​ ‌​‌​​‍‌‌​ ​‍​ ​‍‌‍‌‌​ ‌‌​ ​‌‌‍‌​‌‍​‌​ ‍‌​ ‍​​ ​‍​ ​​​ ‌ ‌‍​‌​ ​‍​‍‌‌​ ​‍​ ​‍​‍‌‌​ ‌‌‌​‌​​‍ ‍‌‍​ ‌‍‍​‌‍‍‌‌‍ ​‌‍‌​‌ ​‍‌‍‌‌‌‍ ‍​‍‌‌​ ‌‌‌​​‍‌‌ ‌‍‍ ‌‍‌‌‌ ‍‌​‍‌‌​ ​ ‌​‌​​‍‌‌​ ​ ‌​‌​​‍‌‌​ ​‍​ ​‍‌‍‌‌​ ​‍‌‍​‍‌‍‌‍​ ​ ‌‍​‍​ ​‍​ ‌ ​ ‌ ​ ‌‌​ ​‌‌‍‌‌​‍‌‌​ ​‍​ ​‍​‍‌‌​ ‌‌‌​‌​​‍ ‍‌ ‌​‌‍‌‌‌ ‍​‌ ‌​​‍‌‍‌ ​​‌‍‌‌‌ ​‍‌ ​ ‌ ​​‌‍‌‌‌‍​ ‌ ‌​‌‍‍‌‌ ‌‍‌‍‌‌​ ‌‌ ​​‌ ‌‌‌‍​‍‌‍ ​‌‍‍‌‌ ​ ‌‍‍​‌‍‌‌‌‍‌​​‍​‍‌ ‌
Det er muligt at sende for flere
transportlærlinge på samme faktura.​​​​‌ ‍ ​‍​‍‌‍ ‌ ​‍‌‍‍‌‌‍‌ ‌‍‍‌‌‍ ‍​‍​‍​ ‍‍​‍​‍‌ ​ ‌‍​‌‌‍ ‍‌‍‍‌‌ ‌​‌ ‍‌​‍ ‍‌‍‍‌‌‍ ​‍​‍​‍ ​​‍​‍‌‍‍​‌ ​‍‌‍‌‌‌‍‌‍​‍​‍​ ‍‍​‍​‍‌‍‍​‌ ‌​‌ ‌​‌ ​​‌ ​ ​ ‍‍​‍ ​‍ ‌ ‌​‌ ‌‌​‍ ‍‌ ​ ‌‍​‌‌‍ ‍‌‍‍‌‌ ‌​‌ ‍‌​‍ ‍‌ ​ ‌ ‌​‌ ‌‌‌‍‌​‌‍‍‌‌‍ ​‍ ‌‍‍‌‌‍ ‍‌ ‌​‌‍‌‌‌‍ ‍‌ ‌​​‍ ‌‍‌‌‌‍‌​‌‍‍‌‌ ‌​​‍ ‌‍ ‌‌‍ ‌‍‌​‌‍‌‌​ ‌‌ ​​‌ ​‍‌‍‌‌‌ ​ ‌‍‌‌‌‍ ‍‌ ‌​‌‍​‌‌ ‌​‌‍‍‌‌‍ ‌‍ ‍​ ‍ ‌‍‍‌‌‍‌​​ ‌‌ ​​‌‍​‌‌‍‌ ‌‍‌‌​‍ ‌‌ ‌​‌‍‍‌‌‍ ​‌ ​ ‌‍‍ ‌ ‌‌‌‍‌​​‍ ‌‌ ‌​‌‍‍‌‌‍ ​​‍ ‌‌ ‌‍‌‍‍‌‌ ​‍‌‍‍ ‌ ​ ‌‍ ‌‍ ‌‌‍‍​‌‍‌‌‌‍‌​‌‍‌‌‌ ​‍​ ‍ ‌ ‌​‌ ‍‌‌ ​​‌‍‌‌​ ‌‌ ​​‌‍​‌‌‍‌ ‌‍‌‌​ ‍ ‌ ​​‌‍​‌‌ ‌​‌‍‍​​ ‌‌ ​ ‌‍‌‌‌‍​ ‌ ‌​‌‍‍‌‌‍ ‌‍ ‍‌ ​ ​‍‌‌​ ‌‌‌​​‍‌‌ ‌‍‍ ‌‍‌‌‌ ‍‌​‍‌‌​ ​ ‌​‌​​‍‌‌​ ​ ‌​‌​​‍‌‌​ ​‍​ ​‍‌‍‌‌​ ​ ​ ​‍​ ​‌‌‍​ ‌‍​ ​ ​‌​ ‌‍​ ‌​‌‍​ ​ ​‌​ ​‌​‍‌‌​ ​‍​ ​‍​‍‌‌​ ‌‌‌​‌​​‍ ‍‌‍​ ‌‍ ‌‍ ‍‌ ‌​‌‍‌‌‌‍ ‍‌ ‌​​‍‌‌​ ‌‌‌​​‍‌‌ ‌‍‍ ‌‍‌‌‌ ‍‌​‍‌‌​ ​ ‌​‌​​‍‌‌​ ​ ‌​‌​​‍‌‌​ ​‍​ ​‍​ ‌ ​ ‍‌‌‍​‍​ ‌ ​ ‌​‌‍‌​​ ​ ​ ‌‌​ ‌‌‌‍​‍​ ​​​ ‌​​‍‌‌​ ​‍​ ​‍​‍‌‌​ ‌‌‌​‌​​‍ ‍‌‍​‍‌‍ ​‌‍ ‌‍​ ‌‍‍ ‌ ​ ​‍‌‌​ ‌‌‌​​‍‌‌ ‌‍‍ ‌‍‌‌‌ ‍‌​‍‌‌​ ​ ‌​‌​​‍‌‌​ ​ ‌​‌​​‍‌‌​ ​‍​ ​‍‌‍​‍​ ​ ​ ​ ‌‍‌‌‌‍​ ​ ​​​ ‌‍​ ‌‌‌‍​‌‌‍​ ​ ​‌​ ​ ​‍‌‌​ ​‍​ ​‍​‍‌‌​ ‌‌‌​‌​​‍ ‍‌‍‍‌‌ ‌​‌‍‌‌‌‍ ‌‌ ​ ​‍‌‌​ ‌‌‌​​‍‌‌ ‌‍‍ ‌‍‌‌‌ ‍‌​‍‌‌​ ​ ‌​‌​​‍‌‌​ ​ ‌​‌​​‍‌‌​ ​‍​ ​‍​ ‍​​ ‍​‌‍‌​‌‍‌​‌‍‌​​ ​​‌‍​‍​ ​‌​ ​ ‌‍‌‍‌‍‌‍‌‍‌‌​‍‌‌​ ​‍​ ​‍​‍‌‌​ ‌‌‌​‌​​‍ ‍‌‍​‍‌‍ ‌‍‌​‌ ‍‌​‍‌‌​ ‌‌‌​​‍‌‌ ‌‍‍ ‌‍‌‌‌ ‍‌​‍‌‌​ ​ ‌​‌​​‍‌‌​ ​ ‌​‌​​‍‌‌​ ​‍​ ​‍​ ‌ ​ ‍‌‌‍‌‌​ ​‌‌‍​‌‌‍‌​​ ​‌‌‍‌‌‌‍​‍​ ​‍​ ​‍‌‍​ ​‍‌‌​ ​‍​ ​‍​‍‌‌​ ‌‌‌​‌​​‍ ‍‌‍​ ‌‍‍​‌‍‍‌‌‍ ​‌‍‌​‌ ​‍‌‍‌‌‌‍ ‍​‍‌‌​ ‌‌‌​​‍‌‌ ‌‍‍ ‌‍‌‌‌ ‍‌​‍‌‌​ ​ ‌​‌​​‍‌‌​ ​ ‌​‌​​‍‌‌​ ​‍​ ​‍​ ‍‌‌‍​ ​ ‌‍​ ‌ ​ ‌ ‌‍​ ‌‍‌‌‌‍​ ​ ‌‌​ ​​​ ​​​ ‌ ​‍‌‌​ ​‍​ ​‍​‍‌‌​ ‌‌‌​‌​​‍ ‍‌ ‌​‌‍‌‌‌ ‍​‌ ‌​​ ‌‍​‍‌‍​‌‌ ​ ‌‍‌‌‌‌‌‌‌ ​‍‌‍ ​​ ‌‌‍‍​‌ ‌​‌ ‌​‌ ​​‌ ​ ​‍‌‌​ ​ ‌​​‌​‍‌‌​ ​‍‌​‌‍​‍‌‌​ ​‍‌​‌‍‌ ‌​‌ ‌‌​‍ ‍‌ ​ ‌‍​‌‌‍ ‍‌‍‍‌‌ ‌​‌ ‍‌​‍ ‍‌ ​ ‌ ‌​‌ ‌‌‌‍‌​‌‍‍‌‌‍ ​‍‌‍‌‍‍‌‌‍‌​​ ‌‌ ​​‌‍​‌‌‍‌ ‌‍‌‌​‍ ‌‌ ‌​‌‍‍‌‌‍ ​‌ ​ ‌‍‍ ‌ ‌‌‌‍‌​​‍ ‌‌ ‌​‌‍‍‌‌‍ ​​‍ ‌‌ ‌‍‌‍‍‌‌ ​‍‌‍‍ ‌ ​ ‌‍ ‌‍ ‌‌‍‍​‌‍‌‌‌‍‌​‌‍‌‌‌ ​‍​‍‌‍‌ ‌​‌ ‍‌‌ ​​‌‍‌‌​ ‌‌ ​​‌‍​‌‌‍‌ ‌‍‌‌​‍‌‍‌ ​​‌‍​‌‌ ‌​‌‍‍​​ ‌‌ ​ ‌‍‌‌‌‍​ ‌ ‌​‌‍‍‌‌‍ ‌‍ ‍‌ ​ ​‍‌‌​ ‌‌‌​​‍‌‌ ‌‍‍ ‌‍‌‌‌ ‍‌​‍‌‌​ ​ ‌​‌​​‍‌‌​ ​ ‌​‌​​‍‌‌​ ​‍​ ​‍‌‍‌‌​ ​ ​ ​‍​ ​‌‌‍​ ‌‍​ ​ ​‌​ ‌‍​ ‌​‌‍​ ​ ​‌​ ​‌​‍‌‌​ ​‍​ ​‍​‍‌‌​ ‌‌‌​‌​​‍ ‍‌‍​ ‌‍ ‌‍ ‍‌ ‌​‌‍‌‌‌‍ ‍‌ ‌​​‍‌‌​ ‌‌‌​​‍‌‌ ‌‍‍ ‌‍‌‌‌ ‍‌​‍‌‌​ ​ ‌​‌​​‍‌‌​ ​ ‌​‌​​‍‌‌​ ​‍​ ​‍​ ‌ ​ ‍‌‌‍​‍​ ‌ ​ ‌​‌‍‌​​ ​ ​ ‌‌​ ‌‌‌‍​‍​ ​​​ ‌​​‍‌‌​ ​‍​ ​‍​‍‌‌​ ‌‌‌​‌​​‍ ‍‌‍​‍‌‍ ​‌‍ ‌‍​ ‌‍‍ ‌ ​ ​‍‌‌​ ‌‌‌​​‍‌‌ ‌‍‍ ‌‍‌‌‌ ‍‌​‍‌‌​ ​ ‌​‌​​‍‌‌​ ​ ‌​‌​​‍‌‌​ ​‍​ ​‍‌‍​‍​ ​ ​ ​ ‌‍‌‌‌‍​ ​ ​​​ ‌‍​ ‌‌‌‍​‌‌‍​ ​ ​‌​ ​ ​‍‌‌​ ​‍​ ​‍​‍‌‌​ ‌‌‌​‌​​‍ ‍‌‍‍‌‌ ‌​‌‍‌‌‌‍ ‌‌ ​ ​‍‌‌​ ‌‌‌​​‍‌‌ ‌‍‍ ‌‍‌‌‌ ‍‌​‍‌‌​ ​ ‌​‌​​‍‌‌​ ​ ‌​‌​​‍‌‌​ ​‍​ ​‍​ ‍​​ ‍​‌‍‌​‌‍‌​‌‍‌​​ ​​‌‍​‍​ ​‌​ ​ ‌‍‌‍‌‍‌‍‌‍‌‌​‍‌‌​ ​‍​ ​‍​‍‌‌​ ‌‌‌​‌​​‍ ‍‌‍​‍‌‍ ‌‍‌​‌ ‍‌​‍‌‌​ ‌‌‌​​‍‌‌ ‌‍‍ ‌‍‌‌‌ ‍‌​‍‌‌​ ​ ‌​‌​​‍‌‌​ ​ ‌​‌​​‍‌‌​ ​‍​ ​‍​ ‌ ​ ‍‌‌‍‌‌​ ​‌‌‍​‌‌‍‌​​ ​‌‌‍‌‌‌‍​‍​ ​‍​ ​‍‌‍​ ​‍‌‌​ ​‍​ ​‍​‍‌‌​ ‌‌‌​‌​​‍ ‍‌‍​ ‌‍‍​‌‍‍‌‌‍ ​‌‍‌​‌ ​‍‌‍‌‌‌‍ ‍​‍‌‌​ ‌‌‌​​‍‌‌ ‌‍‍ ‌‍‌‌‌ ‍‌​‍‌‌​ ​ ‌​‌​​‍‌‌​ ​ ‌​‌​​‍‌‌​ ​‍​ ​‍​ ‍‌‌‍​ ​ ‌‍​ ‌ ​ ‌ ‌‍​ ‌‍‌‌‌‍​ ​ ‌‌​ ​​​ ​​​ ‌ ​‍‌‌​ ​‍​ ​‍​‍‌‌​ ‌‌‌​‌​​‍ ‍‌ ‌​‌‍‌‌‌ ‍​‌ ‌​​‍‌‍‌ ​​‌‍‌‌‌ ​‍‌ ​ ‌ ​​‌‍‌‌‌‍​ ‌ ‌​‌‍‍‌‌ ‌‍‌‍‌‌​ ‌‌ ​​‌ ‌‌‌‍​‍‌‍ ​‌‍‍‌‌ ​ ‌‍‍​‌‍‌‌‌‍‌​​‍​‍‌ ‌
Fjern CPR-nummer​​​​‌ ‍ ​‍​‍‌‍ ‌ ​‍‌‍‍‌‌‍‌ ‌‍‍‌‌‍ ‍​‍​‍​ ‍‍​‍​‍‌ ​ ‌‍​‌‌‍ ‍‌‍‍‌‌ ‌​‌ ‍‌​‍ ‍‌‍‍‌‌‍ ​‍​‍​‍ ​​‍​‍‌‍‍​‌ ​‍‌‍‌‌‌‍‌‍​‍​‍​ ‍‍​‍​‍‌‍‍​‌ ‌​‌ ‌​‌ ​​‌ ​ ​ ‍‍​‍ ​‍ ‌ ‌​‌ ‌‌​‍ ‍‌ ​ ‌‍​‌‌‍ ‍‌‍‍‌‌ ‌​‌ ‍‌​‍ ‍‌ ​ ‌ ‌​‌ ‌‌‌‍‌​‌‍‍‌‌‍ ​‍ ‌‍‍‌‌‍ ‍‌ ‌​‌‍‌‌‌‍ ‍‌ ‌​​‍ ‌‍‌‌‌‍‌​‌‍‍‌‌ ‌​​‍ ‌‍ ‌‌‍ ‌‍‌​‌‍‌‌​ ‌‌ ​​‌ ​‍‌‍‌‌‌ ​ ‌‍‌‌‌‍ ‍‌ ‌​‌‍​‌‌ ‌​‌‍‍‌‌‍ ‌‍ ‍​ ‍ ‌‍‍‌‌‍‌​​ ‌‌ ​​‌‍​‌‌‍‌ ‌‍‌‌​‍ ‌‌ ‌​‌‍‍‌‌‍ ​‌ ​ ‌‍‍ ‌ ‌‌‌‍‌​​‍ ‌‌ ‌​‌‍‍‌‌‍ ​​‍ ‌‌ ‌‍‌‍‍‌‌ ​‍‌‍‍ ‌ ​ ‌‍ ‌‍ ‌‌‍‍​‌‍‌‌‌‍‌​‌‍‌‌‌ ​‍​ ‍ ‌ ‌​‌ ‍‌‌ ​​‌‍‌‌​ ‌‌ ​​‌‍​‌‌‍‌ ‌‍‌‌​ ‍ ‌ ​​‌‍​‌‌ ‌​‌‍‍​​ ‌‌ ​ ‌‍‌‌‌‍​ ‌ ‌​‌‍‍‌‌‍ ‌‍ ‍‌ ​ ​‍‌‌​ ‌‌‌​​‍‌‌ ‌‍‍ ‌‍‌‌‌ ‍‌​‍‌‌​ ​ ‌​‌​​‍‌‌​ ​ ‌​‌​​‍‌‌​ ​‍​ ​‍‌‍‌‌​ ​ ​ ​‍​ ​‌‌‍​ ‌‍​ ​ ​‌​ ‌‍​ ‌​‌‍​ ​ ​‌​ ​‌​‍‌‌​ ​‍​ ​‍​‍‌‌​ ‌‌‌​‌​​‍ ‍‌‍​ ‌‍ ‌‍ ‍‌ ‌​‌‍‌‌‌‍ ‍‌ ‌​​‍‌‌​ ‌‌‌​​‍‌‌ ‌‍‍ ‌‍‌‌‌ ‍‌​‍‌‌​ ​ ‌​‌​​‍‌‌​ ​ ‌​‌​​‍‌‌​ ​‍​ ​‍​ ‌ ​ ‍‌‌‍​‍​ ‌ ​ ‌​‌‍‌​​ ​ ​ ‌‌​ ‌‌‌‍​‍​ ​​​ ‌​​‍‌‌​ ​‍​ ​‍​‍‌‌​ ‌‌‌​‌​​‍ ‍‌‍​‍‌‍ ​‌‍ ‌‍​ ‌‍‍ ‌ ​ ​‍‌‌​ ‌‌‌​​‍‌‌ ‌‍‍ ‌‍‌‌‌ ‍‌​‍‌‌​ ​ ‌​‌​​‍‌‌​ ​ ‌​‌​​‍‌‌​ ​‍​ ​‍‌‍​‍​ ​ ​ ​ ‌‍‌‌‌‍​ ​ ​​​ ‌‍​ ‌‌‌‍​‌‌‍​ ​ ​‌​ ​ ​‍‌‌​ ​‍​ ​‍​‍‌‌​ ‌‌‌​‌​​‍ ‍‌‍‍‌‌ ‌​‌‍‌‌‌‍ ‌‌ ​ ​‍‌‌​ ‌‌‌​​‍‌‌ ‌‍‍ ‌‍‌‌‌ ‍‌​‍‌‌​ ​ ‌​‌​​‍‌‌​ ​ ‌​‌​​‍‌‌​ ​‍​ ​‍​ ‌ ‌‍​ ​ ‌‍‌‍​ ‌‍​‍​ ‍‌‌‍​‍​ ‌ ​ ​‌​ ​‍‌‍‌‍‌‍​ ​‍‌‌​ ​‍​ ​‍​‍‌‌​ ‌‌‌​‌​​‍ ‍‌ ‌​‌‍‍‌‌ ‌​‌‍ ​‌‍‌‌​ ‌‍​‍‌‍​‌‌ ​ ‌‍‌‌‌‌‌‌‌ ​‍‌‍ ​​ ‌‌‍‍​‌ ‌​‌ ‌​‌ ​​‌ ​ ​‍‌‌​ ​ ‌​​‌​‍‌‌​ ​‍‌​‌‍​‍‌‌​ ​‍‌​‌‍‌ ‌​‌ ‌‌​‍ ‍‌ ​ ‌‍​‌‌‍ ‍‌‍‍‌‌ ‌​‌ ‍‌​‍ ‍‌ ​ ‌ ‌​‌ ‌‌‌‍‌​‌‍‍‌‌‍ ​‍‌‍‌‍‍‌‌‍‌​​ ‌‌ ​​‌‍​‌‌‍‌ ‌‍‌‌​‍ ‌‌ ‌​‌‍‍‌‌‍ ​‌ ​ ‌‍‍ ‌ ‌‌‌‍‌​​‍ ‌‌ ‌​‌‍‍‌‌‍ ​​‍ ‌‌ ‌‍‌‍‍‌‌ ​‍‌‍‍ ‌ ​ ‌‍ ‌‍ ‌‌‍‍​‌‍‌‌‌‍‌​‌‍‌‌‌ ​‍​‍‌‍‌ ‌​‌ ‍‌‌ ​​‌‍‌‌​ ‌‌ ​​‌‍​‌‌‍‌ ‌‍‌‌​‍‌‍‌ ​​‌‍​‌‌ ‌​‌‍‍​​ ‌‌ ​ ‌‍‌‌‌‍​ ‌ ‌​‌‍‍‌‌‍ ‌‍ ‍‌ ​ ​‍‌‌​ ‌‌‌​​‍‌‌ ‌‍‍ ‌‍‌‌‌ ‍‌​‍‌‌​ ​ ‌​‌​​‍‌‌​ ​ ‌​‌​​‍‌‌​ ​‍​ ​‍‌‍‌‌​ ​ ​ ​‍​ ​‌‌‍​ ‌‍​ ​ ​‌​ ‌‍​ ‌​‌‍​ ​ ​‌​ ​‌​‍‌‌​ ​‍​ ​‍​‍‌‌​ ‌‌‌​‌​​‍ ‍‌‍​ ‌‍ ‌‍ ‍‌ ‌​‌‍‌‌‌‍ ‍‌ ‌​​‍‌‌​ ‌‌‌​​‍‌‌ ‌‍‍ ‌‍‌‌‌ ‍‌​‍‌‌​ ​ ‌​‌​​‍‌‌​ ​ ‌​‌​​‍‌‌​ ​‍​ ​‍​ ‌ ​ ‍‌‌‍​‍​ ‌ ​ ‌​‌‍‌​​ ​ ​ ‌‌​ ‌‌‌‍​‍​ ​​​ ‌​​‍‌‌​ ​‍​ ​‍​‍‌‌​ ‌‌‌​‌​​‍ ‍‌‍​‍‌‍ ​‌‍ ‌‍​ ‌‍‍ ‌ ​ ​‍‌‌​ ‌‌‌​​‍‌‌ ‌‍‍ ‌‍‌‌‌ ‍‌​‍‌‌​ ​ ‌​‌​​‍‌‌​ ​ ‌​‌​​‍‌‌​ ​‍​ ​‍‌‍​‍​ ​ ​ ​ ‌‍‌‌‌‍​ ​ ​​​ ‌‍​ ‌‌‌‍​‌‌‍​ ​ ​‌​ ​ ​‍‌‌​ ​‍​ ​‍​‍‌‌​ ‌‌‌​‌​​‍ ‍‌‍‍‌‌ ‌​‌‍‌‌‌‍ ‌‌ ​ ​‍‌‌​ ‌‌‌​​‍‌‌ ‌‍‍ ‌‍‌‌‌ ‍‌​‍‌‌​ ​ ‌​‌​​‍‌‌​ ​ ‌​‌​​‍‌‌​ ​‍​ ​‍​ ‌ ‌‍​ ​ ‌‍‌‍​ ‌‍​‍​ ‍‌‌‍​‍​ ‌ ​ ​‌​ ​‍‌‍‌‍‌‍​ ​‍‌‌​ ​‍​ ​‍​‍‌‌​ ‌‌‌​‌​​‍ ‍‌ ‌​‌‍‍‌‌ ‌​‌‍ ​‌‍‌‌​‍‌‍‌ ​​‌‍‌‌‌ ​‍‌ ​ ‌ ​​‌‍‌‌‌‍​ ‌ ‌​‌‍‍‌‌ ‌‍‌‍‌‌​ ‌‌ ​​‌ ‌‌‌‍​‍‌‍ ​‌‍‍‌‌ ​ ‌‍‍​‌‍‌‌‌‍‌​​‍​‍‌ ‌
Vær opmærksom på, at de sidste fire cifre
i lærlingens CPR-nummer skal streges
over pga. GDPR-lovgivningen, så de ikke
kan læses, inden du sender bilagene.​​​​‌ ‍ ​‍​‍‌‍ ‌ ​‍‌‍‍‌‌‍‌ ‌‍‍‌‌‍ ‍​‍​‍​ ‍‍​‍​‍‌ ​ ‌‍​‌‌‍ ‍‌‍‍‌‌ ‌​‌ ‍‌​‍ ‍‌‍‍‌‌‍ ​‍​‍​‍ ​​‍​‍‌‍‍​‌ ​‍‌‍‌‌‌‍‌‍​‍​‍​ ‍‍​‍​‍‌‍‍​‌ ‌​‌ ‌​‌ ​​‌ ​ ​ ‍‍​‍ ​‍ ‌ ‌​‌ ‌‌​‍ ‍‌ ​ ‌‍​‌‌‍ ‍‌‍‍‌‌ ‌​‌ ‍‌​‍ ‍‌ ​ ‌ ‌​‌ ‌‌‌‍‌​‌‍‍‌‌‍ ​‍ ‌‍‍‌‌‍ ‍‌ ‌​‌‍‌‌‌‍ ‍‌ ‌​​‍ ‌‍‌‌‌‍‌​‌‍‍‌‌ ‌​​‍ ‌‍ ‌‌‍ ‌‍‌​‌‍‌‌​ ‌‌ ​​‌ ​‍‌‍‌‌‌ ​ ‌‍‌‌‌‍ ‍‌ ‌​‌‍​‌‌ ‌​‌‍‍‌‌‍ ‌‍ ‍​ ‍ ‌‍‍‌‌‍‌​​ ‌‌ ​​‌‍​‌‌‍‌ ‌‍‌‌​‍ ‌‌ ‌​‌‍‍‌‌‍ ​‌ ​ ‌‍‍ ‌ ‌‌‌‍‌​​‍ ‌‌ ‌​‌‍‍‌‌‍ ​​‍ ‌‌ ‌‍‌‍‍‌‌ ​‍‌‍‍ ‌ ​ ‌‍ ‌‍ ‌‌‍‍​‌‍‌‌‌‍‌​‌‍‌‌‌ ​‍​ ‍ ‌ ‌​‌ ‍‌‌ ​​‌‍‌‌​ ‌‌ ​​‌‍​‌‌‍‌ ‌‍‌‌​ ‍ ‌ ​​‌‍​‌‌ ‌​‌‍‍​​ ‌‌ ​ ‌‍‌‌‌‍​ ‌ ‌​‌‍‍‌‌‍ ‌‍ ‍‌ ​ ​‍‌‌​ ‌‌‌​​‍‌‌ ‌‍‍ ‌‍‌‌‌ ‍‌​‍‌‌​ ​ ‌​‌​​‍‌‌​ ​ ‌​‌​​‍‌‌​ ​‍​ ​‍‌‍‌‌​ ​ ​ ​‍​ ​‌‌‍​ ‌‍​ ​ ​‌​ ‌‍​ ‌​‌‍​ ​ ​‌​ ​‌​‍‌‌​ ​‍​ ​‍​‍‌‌​ ‌‌‌​‌​​‍ ‍‌‍​ ‌‍ ‌‍ ‍‌ ‌​‌‍‌‌‌‍ ‍‌ ‌​​‍‌‌​ ‌‌‌​​‍‌‌ ‌‍‍ ‌‍‌‌‌ ‍‌​‍‌‌​ ​ ‌​‌​​‍‌‌​ ​ ‌​‌​​‍‌‌​ ​‍​ ​‍​ ‌ ​ ‍‌‌‍​‍​ ‌ ​ ‌​‌‍‌​​ ​ ​ ‌‌​ ‌‌‌‍​‍​ ​​​ ‌​​‍‌‌​ ​‍​ ​‍​‍‌‌​ ‌‌‌​‌​​‍ ‍‌‍​‍‌‍ ​‌‍ ‌‍​ ‌‍‍ ‌ ​ ​‍‌‌​ ‌‌‌​​‍‌‌ ‌‍‍ ‌‍‌‌‌ ‍‌​‍‌‌​ ​ ‌​‌​​‍‌‌​ ​ ‌​‌​​‍‌‌​ ​‍​ ​‍‌‍​‍​ ​ ​ ​ ‌‍‌‌‌‍​ ​ ​​​ ‌‍​ ‌‌‌‍​‌‌‍​ ​ ​‌​ ​ ​‍‌‌​ ​‍​ ​‍​‍‌‌​ ‌‌‌​‌​​‍ ‍‌‍‍‌‌ ‌​‌‍‌‌‌‍ ‌‌ ​ ​‍‌‌​ ‌‌‌​​‍‌‌ ‌‍‍ ‌‍‌‌‌ ‍‌​‍‌‌​ ​ ‌​‌​​‍‌‌​ ​ ‌​‌​​‍‌‌​ ​‍​ ​‍​ ‌ ‌‍​ ​ ‌‍‌‍​ ‌‍​‍​ ‍‌‌‍​‍​ ‌ ​ ​‌​ ​‍‌‍‌‍‌‍​ ​‍‌‌​ ​‍​ ​‍​‍‌‌​ ‌‌‌​‌​​‍ ‍‌‍​‍‌‍ ‌‍‌​‌ ‍‌​‍‌‌​ ‌‌‌​​‍‌‌ ‌‍‍ ‌‍‌‌‌ ‍‌​‍‌‌​ ​ ‌​‌​​‍‌‌​ ​ ‌​‌​​‍‌‌​ ​‍​ ​‍​ ‍‌​ ‌ ​ ‍‌​ ‌​‌‍​‍‌‍‌‍‌‍‌​​ ​​​ ‍‌​ ‌‍​ ​ ​ ​ ​‍‌‌​ ​‍​ ​‍​‍‌‌​ ‌‌‌​‌​​‍ ‍‌‍​ ‌‍‍​‌‍‍‌‌‍ ​‌‍‌​‌ ​‍‌‍‌‌‌‍ ‍​‍‌‌​ ‌‌‌​​‍‌‌ ‌‍‍ ‌‍‌‌‌ ‍‌​‍‌‌​ ​ ‌​‌​​‍‌‌​ ​ ‌​‌​​‍‌‌​ ​‍​ ​‍‌‍‌​​ ​‍‌‍​‌‌‍​‍‌‍‌​​ ‍‌​ ‍‌​ ​ ​ ‌ ​ ‌​‌‍​‌‌‍​‌​‍‌‌​ ​‍​ ​‍​‍‌‌​ ‌‌‌​‌​​‍ ‍‌ ‌​‌‍‌‌‌ ‍​‌ ‌​​ ‌‍​‍‌‍​‌‌ ​ ‌‍‌‌‌‌‌‌‌ ​‍‌‍ ​​ ‌‌‍‍​‌ ‌​‌ ‌​‌ ​​‌ ​ ​‍‌‌​ ​ ‌​​‌​‍‌‌​ ​‍‌​‌‍​‍‌‌​ ​‍‌​‌‍‌ ‌​‌ ‌‌​‍ ‍‌ ​ ‌‍​‌‌‍ ‍‌‍‍‌‌ ‌​‌ ‍‌​‍ ‍‌ ​ ‌ ‌​‌ ‌‌‌‍‌​‌‍‍‌‌‍ ​‍‌‍‌‍‍‌‌‍‌​​ ‌‌ ​​‌‍​‌‌‍‌ ‌‍‌‌​‍ ‌‌ ‌​‌‍‍‌‌‍ ​‌ ​ ‌‍‍ ‌ ‌‌‌‍‌​​‍ ‌‌ ‌​‌‍‍‌‌‍ ​​‍ ‌‌ ‌‍‌‍‍‌‌ ​‍‌‍‍ ‌ ​ ‌‍ ‌‍ ‌‌‍‍​‌‍‌‌‌‍‌​‌‍‌‌‌ ​‍​‍‌‍‌ ‌​‌ ‍‌‌ ​​‌‍‌‌​ ‌‌ ​​‌‍​‌‌‍‌ ‌‍‌‌​‍‌‍‌ ​​‌‍​‌‌ ‌​‌‍‍​​ ‌‌ ​ ‌‍‌‌‌‍​ ‌ ‌​‌‍‍‌‌‍ ‌‍ ‍‌ ​ ​‍‌‌​ ‌‌‌​​‍‌‌ ‌‍‍ ‌‍‌‌‌ ‍‌​‍‌‌​ ​ ‌​‌​​‍‌‌​ ​ ‌​‌​​‍‌‌​ ​‍​ ​‍‌‍‌‌​ ​ ​ ​‍​ ​‌‌‍​ ‌‍​ ​ ​‌​ ‌‍​ ‌​‌‍​ ​ ​‌​ ​‌​‍‌‌​ ​‍​ ​‍​‍‌‌​ ‌‌‌​‌​​‍ ‍‌‍​ ‌‍ ‌‍ ‍‌ ‌​‌‍‌‌‌‍ ‍‌ ‌​​‍‌‌​ ‌‌‌​​‍‌‌ ‌‍‍ ‌‍‌‌‌ ‍‌​‍‌‌​ ​ ‌​‌​​‍‌‌​ ​ ‌​‌​​‍‌‌​ ​‍​ ​‍​ ‌ ​ ‍‌‌‍​‍​ ‌ ​ ‌​‌‍‌​​ ​ ​ ‌‌​ ‌‌‌‍​‍​ ​​​ ‌​​‍‌‌​ ​‍​ ​‍​‍‌‌​ ‌‌‌​‌​​‍ ‍‌‍​‍‌‍ ​‌‍ ‌‍​ ‌‍‍ ‌ ​ ​‍‌‌​ ‌‌‌​​‍‌‌ ‌‍‍ ‌‍‌‌‌ ‍‌​‍‌‌​ ​ ‌​‌​​‍‌‌​ ​ ‌​‌​​‍‌‌​ ​‍​ ​‍‌‍​‍​ ​ ​ ​ ‌‍‌‌‌‍​ ​ ​​​ ‌‍​ ‌‌‌‍​‌‌‍​ ​ ​‌​ ​ ​‍‌‌​ ​‍​ ​‍​‍‌‌​ ‌‌‌​‌​​‍ ‍‌‍‍‌‌ ‌​‌‍‌‌‌‍ ‌‌ ​ ​‍‌‌​ ‌‌‌​​‍‌‌ ‌‍‍ ‌‍‌‌‌ ‍‌​‍‌‌​ ​ ‌​‌​​‍‌‌​ ​ ‌​‌​​‍‌‌​ ​‍​ ​‍​ ‌ ‌‍​ ​ ‌‍‌‍​ ‌‍​‍​ ‍‌‌‍​‍​ ‌ ​ ​‌​ ​‍‌‍‌‍‌‍​ ​‍‌‌​ ​‍​ ​‍​‍‌‌​ ‌‌‌​‌​​‍ ‍‌‍​‍‌‍ ‌‍‌​‌ ‍‌​‍‌‌​ ‌‌‌​​‍‌‌ ‌‍‍ ‌‍‌‌‌ ‍‌​‍‌‌​ ​ ‌​‌​​‍‌‌​ ​ ‌​‌​​‍‌‌​ ​‍​ ​‍​ ‍‌​ ‌ ​ ‍‌​ ‌​‌‍​‍‌‍‌‍‌‍‌​​ ​​​ ‍‌​ ‌‍​ ​ ​ ​ ​‍‌‌​ ​‍​ ​‍​‍‌‌​ ‌‌‌​‌​​‍ ‍‌‍​ ‌‍‍​‌‍‍‌‌‍ ​‌‍‌​‌ ​‍‌‍‌‌‌‍ ‍​‍‌‌​ ‌‌‌​​‍‌‌ ‌‍‍ ‌‍‌‌‌ ‍‌​‍‌‌​ ​ ‌​‌​​‍‌‌​ ​ ‌​‌​​‍‌‌​ ​‍​ ​‍‌‍‌​​ ​‍‌‍​‌‌‍​‍‌‍‌​​ ‍‌​ ‍‌​ ​ ​ ‌ ​ ‌​‌‍​‌‌‍​‌​‍‌‌​ ​‍​ ​‍​‍‌‌​ ‌‌‌​‌​​‍ ‍‌ ‌​‌‍‌‌‌ ‍​‌ ‌​​‍‌‍‌ ​​‌‍‌‌‌ ​‍‌ ​ ‌ ​​‌‍‌‌‌‍​ ‌ ‌​‌‍‍‌‌ ‌‍‌‍‌‌​ ‌‌ ​​‌ ‌‌‌‍​‍‌‍ ​‌‍‍‌‌ ​ ‌‍‍​‌‍‌‌‌‍‌​​‍​‍‌ ‌
Omkostningerne skal betragtes som udlæg
hos jer, og fakturaen, I udsteder til
Transportens Udviklingsfond, skal kun være
tillagt moms f.s.v.a. gebyret vedr. E-prøver.
Refusion af omkostningerne til
svendeprøvegebyr, studietur og
uddannelsesaftale er – som udgangspunkt –
momsfrie omkostninger og kan
viderefaktureres uden moms.​​​​‌ ‍ ​‍​‍‌‍ ‌ ​‍‌‍‍‌‌‍‌ ‌‍‍‌‌‍ ‍​‍​‍​ ‍‍​‍​‍‌ ​ ‌‍​‌‌‍ ‍‌‍‍‌‌ ‌​‌ ‍‌​‍ ‍‌‍‍‌‌‍ ​‍​‍​‍ ​​‍​‍‌‍‍​‌ ​‍‌‍‌‌‌‍‌‍​‍​‍​ ‍‍​‍​‍‌‍‍​‌ ‌​‌ ‌​‌ ​​‌ ​ ​ ‍‍​‍ ​‍ ‌ ‌​‌ ‌‌​‍ ‍‌ ​ ‌‍​‌‌‍ ‍‌‍‍‌‌ ‌​‌ ‍‌​‍ ‍‌ ​ ‌ ‌​‌ ‌‌‌‍‌​‌‍‍‌‌‍ ​‍ ‌‍‍‌‌‍ ‍‌ ‌​‌‍‌‌‌‍ ‍‌ ‌​​‍ ‌‍‌‌‌‍‌​‌‍‍‌‌ ‌​​‍ ‌‍ ‌‌‍ ‌‍‌​‌‍‌‌​ ‌‌ ​​‌ ​‍‌‍‌‌‌ ​ ‌‍‌‌‌‍ ‍‌ ‌​‌‍​‌‌ ‌​‌‍‍‌‌‍ ‌‍ ‍​ ‍ ‌‍‍‌‌‍‌​​ ‌‌ ​​‌‍​‌‌‍‌ ‌‍‌‌​‍ ‌‌ ‌​‌‍‍‌‌‍ ​‌ ​ ‌‍‍ ‌ ‌‌‌‍‌​​‍ ‌‌ ‌​‌‍‍‌‌‍ ​​‍ ‌‌ ‌‍‌‍‍‌‌ ​‍‌‍‍ ‌ ​ ‌‍ ‌‍ ‌‌‍‍​‌‍‌‌‌‍‌​‌‍‌‌‌ ​‍​ ‍ ‌ ‌​‌ ‍‌‌ ​​‌‍‌‌​ ‌‌ ​​‌‍​‌‌‍‌ ‌‍‌‌​ ‍ ‌ ​​‌‍​‌‌ ‌​‌‍‍​​ ‌‌ ​ ‌‍‌‌‌‍​ ‌ ‌​‌‍‍‌‌‍ ‌‍ ‍‌ ​ ​‍‌‌​ ‌‌‌​​‍‌‌ ‌‍‍ ‌‍‌‌‌ ‍‌​‍‌‌​ ​ ‌​‌​​‍‌‌​ ​ ‌​‌​​‍‌‌​ ​‍​ ​‍‌‍‌‌​ ​ ​ ​‍​ ​‌‌‍​ ‌‍​ ​ ​‌​ ‌‍​ ‌​‌‍​ ​ ​‌​ ​‌​‍‌‌​ ​‍​ ​‍​‍‌‌​ ‌‌‌​‌​​‍ ‍‌‍​ ‌‍ ‌‍ ‍‌ ‌​‌‍‌‌‌‍ ‍‌ ‌​​‍‌‌​ ‌‌‌​​‍‌‌ ‌‍‍ ‌‍‌‌‌ ‍‌​‍‌‌​ ​ ‌​‌​​‍‌‌​ ​ ‌​‌​​‍‌‌​ ​‍​ ​‍​ ‌ ​ ‍‌‌‍​‍​ ‌ ​ ‌​‌‍‌​​ ​ ​ ‌‌​ ‌‌‌‍​‍​ ​​​ ‌​​‍‌‌​ ​‍​ ​‍​‍‌‌​ ‌‌‌​‌​​‍ ‍‌‍​‍‌‍ ​‌‍ ‌‍​ ‌‍‍ ‌ ​ ​‍‌‌​ ‌‌‌​​‍‌‌ ‌‍‍ ‌‍‌‌‌ ‍‌​‍‌‌​ ​ ‌​‌​​‍‌‌​ ​ ‌​‌​​‍‌‌​ ​‍​ ​‍‌‍​‍​ ​ ​ ​ ‌‍‌‌‌‍​ ​ ​​​ ‌‍​ ‌‌‌‍​‌‌‍​ ​ ​‌​ ​ ​‍‌‌​ ​‍​ ​‍​‍‌‌​ ‌‌‌​‌​​‍ ‍‌‍‍‌‌ ‌​‌‍‌‌‌‍ ‌‌ ​ ​‍‌‌​ ‌‌‌​​‍‌‌ ‌‍‍ ‌‍‌‌‌ ‍‌​‍‌‌​ ​ ‌​‌​​‍‌‌​ ​ ‌​‌​​‍‌‌​ ​‍​ ​‍​ ‌ ‌‍​ ​ ‌‍‌‍​ ‌‍​‍​ ‍‌‌‍​‍​ ‌ ​ ​‌​ ​‍‌‍‌‍‌‍​ ​‍‌‌​ ​‍​ ​‍​‍‌‌​ ‌‌‌​‌​​‍ ‍‌‍​‍‌‍ ‌‍‌​‌ ‍‌​‍‌‌​ ‌‌‌​​‍‌‌ ‌‍‍ ‌‍‌‌‌ ‍‌​‍‌‌​ ​ ‌​‌​​‍‌‌​ ​ ‌​‌​​‍‌‌​ ​‍​ ​‍​ ‍‌‌‍​ ​ ‍​‌‍‌‍​ ‌‍​ ​ ​ ‌‌‌‍​ ​ ​ ‌‍​ ​ ​‌​ ‌ ​‍‌‌​ ​‍​ ​‍​‍‌‌​ ‌‌‌​‌​​‍ ‍‌‍​ ‌‍‍​‌‍‍‌‌‍ ​‌‍‌​‌ ​‍‌‍‌‌‌‍ ‍​‍‌‌​ ‌‌‌​​‍‌‌ ‌‍‍ ‌‍‌‌‌ ‍‌​‍‌‌​ ​ ‌​‌​​‍‌‌​ ​ ‌​‌​​‍‌‌​ ​‍​ ​‍​ ‌ ​ ​ ​ ‌ ‌‍‌‌​ ​ ‌‍‌​‌‍‌​​ ‍‌​ ‍‌‌‍‌‍​ ‍‌​ ​‌​‍‌‌​ ​‍​ ​‍​‍‌‌​ ‌‌‌​‌​​‍ ‍‌ ‌​‌‍‌‌‌ ‍​‌ ‌​​ ‌‍​‍‌‍​‌‌ ​ ‌‍‌‌‌‌‌‌‌ ​‍‌‍ ​​ ‌‌‍‍​‌ ‌​‌ ‌​‌ ​​‌ ​ ​‍‌‌​ ​ ‌​​‌​‍‌‌​ ​‍‌​‌‍​‍‌‌​ ​‍‌​‌‍‌ ‌​‌ ‌‌​‍ ‍‌ ​ ‌‍​‌‌‍ ‍‌‍‍‌‌ ‌​‌ ‍‌​‍ ‍‌ ​ ‌ ‌​‌ ‌‌‌‍‌​‌‍‍‌‌‍ ​‍‌‍‌‍‍‌‌‍‌​​ ‌‌ ​​‌‍​‌‌‍‌ ‌‍‌‌​‍ ‌‌ ‌​‌‍‍‌‌‍ ​‌ ​ ‌‍‍ ‌ ‌‌‌‍‌​​‍ ‌‌ ‌​‌‍‍‌‌‍ ​​‍ ‌‌ ‌‍‌‍‍‌‌ ​‍‌‍‍ ‌ ​ ‌‍ ‌‍ ‌‌‍‍​‌‍‌‌‌‍‌​‌‍‌‌‌ ​‍​‍‌‍‌ ‌​‌ ‍‌‌ ​​‌‍‌‌​ ‌‌ ​​‌‍​‌‌‍‌ ‌‍‌‌​‍‌‍‌ ​​‌‍​‌‌ ‌​‌‍‍​​ ‌‌ ​ ‌‍‌‌‌‍​ ‌ ‌​‌‍‍‌‌‍ ‌‍ ‍‌ ​ ​‍‌‌​ ‌‌‌​​‍‌‌ ‌‍‍ ‌‍‌‌‌ ‍‌​‍‌‌​ ​ ‌​‌​​‍‌‌​ ​ ‌​‌​​‍‌‌​ ​‍​ ​‍‌‍‌‌​ ​ ​ ​‍​ ​‌‌‍​ ‌‍​ ​ ​‌​ ‌‍​ ‌​‌‍​ ​ ​‌​ ​‌​‍‌‌​ ​‍​ ​‍​‍‌‌​ ‌‌‌​‌​​‍ ‍‌‍​ ‌‍ ‌‍ ‍‌ ‌​‌‍‌‌‌‍ ‍‌ ‌​​‍‌‌​ ‌‌‌​​‍‌‌ ‌‍‍ ‌‍‌‌‌ ‍‌​‍‌‌​ ​ ‌​‌​​‍‌‌​ ​ ‌​‌​​‍‌‌​ ​‍​ ​‍​ ‌ ​ ‍‌‌‍​‍​ ‌ ​ ‌​‌‍‌​​ ​ ​ ‌‌​ ‌‌‌‍​‍​ ​​​ ‌​​‍‌‌​ ​‍​ ​‍​‍‌‌​ ‌‌‌​‌​​‍ ‍‌‍​‍‌‍ ​‌‍ ‌‍​ ‌‍‍ ‌ ​ ​‍‌‌​ ‌‌‌​​‍‌‌ ‌‍‍ ‌‍‌‌‌ ‍‌​‍‌‌​ ​ ‌​‌​​‍‌‌​ ​ ‌​‌​​‍‌‌​ ​‍​ ​‍‌‍​‍​ ​ ​ ​ ‌‍‌‌‌‍​ ​ ​​​ ‌‍​ ‌‌‌‍​‌‌‍​ ​ ​‌​ ​ ​‍‌‌​ ​‍​ ​‍​‍‌‌​ ‌‌‌​‌​​‍ ‍‌‍‍‌‌ ‌​‌‍‌‌‌‍ ‌‌ ​ ​‍‌‌​ ‌‌‌​​‍‌‌ ‌‍‍ ‌‍‌‌‌ ‍‌​‍‌‌​ ​ ‌​‌​​‍‌‌​ ​ ‌​‌​​‍‌‌​ ​‍​ ​‍​ ‌ ‌‍​ ​ ‌‍‌‍​ ‌‍​‍​ ‍‌‌‍​‍​ ‌ ​ ​‌​ ​‍‌‍‌‍‌‍​ ​‍‌‌​ ​‍​ ​‍​‍‌‌​ ‌‌‌​‌​​‍ ‍‌‍​‍‌‍ ‌‍‌​‌ ‍‌​‍‌‌​ ‌‌‌​​‍‌‌ ‌‍‍ ‌‍‌‌‌ ‍‌​‍‌‌​ ​ ‌​‌​​‍‌‌​ ​ ‌​‌​​‍‌‌​ ​‍​ ​‍​ ‍‌‌‍​ ​ ‍​‌‍‌‍​ ‌‍​ ​ ​ ‌‌‌‍​ ​ ​ ‌‍​ ​ ​‌​ ‌ ​‍‌‌​ ​‍​ ​‍​‍‌‌​ ‌‌‌​‌​​‍ ‍‌‍​ ‌‍‍​‌‍‍‌‌‍ ​‌‍‌​‌ ​‍‌‍‌‌‌‍ ‍​‍‌‌​ ‌‌‌​​‍‌‌ ‌‍‍ ‌‍‌‌‌ ‍‌​‍‌‌​ ​ ‌​‌​​‍‌‌​ ​ ‌​‌​​‍‌‌​ ​‍​ ​‍​ ‌ ​ ​ ​ ‌ ‌‍‌‌​ ​ ‌‍‌​‌‍‌​​ ‍‌​ ‍‌‌‍‌‍​ ‍‌​ ​‌​‍‌‌​ ​‍​ ​‍​‍‌‌​ ‌‌‌​‌​​‍ ‍‌ ‌​‌‍‌‌‌ ‍​‌ ‌​​‍‌‍‌ ​​‌‍‌‌‌ ​‍‌ ​ ‌ ​​‌‍‌‌‌‍​ ‌ ‌​‌‍‍‌‌ ‌‍‌‍‌‌​ ‌‌ ​​‌ ‌‌‌‍​‍‌‍ ​‌‍‍‌‌ ​ ‌‍‍​‌‍‌‌‌‍‌​​‍​‍‌ ‌
Vi oplever, at en del virksomheder kontakter